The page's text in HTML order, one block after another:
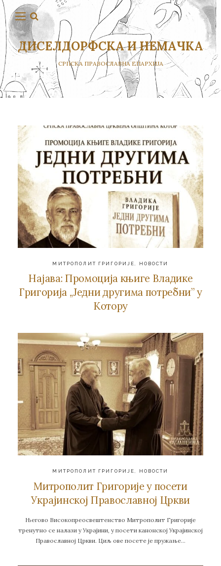
ДИСЕЛДОРФСКА И НЕМАЧКА
СРПСКА ПРАВОСЛАВНА ЕПАРХИЈА
МИТРОПОЛИТ ГРИГОРИЈЕ НОВОСТИ
Најава: Промоција књиге Владике
Григорија ,,Једни другима потребни” у
Котору
МИТРОПОЛИТ ГРИГОРИЈЕ, НОВОСТИ
Митрополит Григорије у посети
Украјинској Православној Цркви
Његово Високопреосвештенство Митрополит Григорије
тренутно се налази у Украјини, у посети канонској Украјинској
Православној Цркви. Циљ ове посете је пружање…